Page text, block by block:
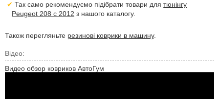
Так само рекомендуємо підібрати товари длятюнінгу
Peugeot 208 с 2012 з нашого каталогу.
Також перегляньте резинові коврики в машину.
Відео:
Видео обзор ковриков АвтоГум